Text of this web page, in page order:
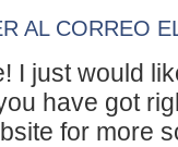
AL CORREO
I just would
have got
for more